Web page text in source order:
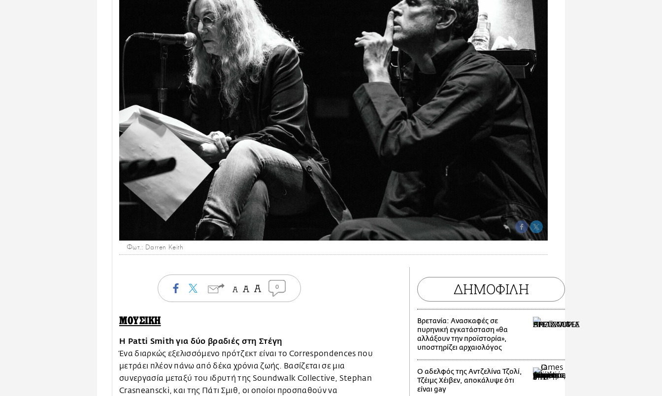
Φωτ.: Darren Keith
0
ΜΟΥΣΙΚΗ
Η Patti Smith για δύο βραδιές στη Στέγη
Ένα διαρκώς εξελισσόμενο πρότζεκτ είναι το Correspondences που
μετράει πλέον πάνω από δέκα χρόνια ζωής. Βασίζεται σε μια
συνεργασία μεταξύ του ιδρυτή της Soundwalk Collective, Stephan
Crasneanscki, και της Πάτι Σμιθ, οι οποίοι προσπαθούν να
ΔΗΜΟΦΙΛΗ
Βρετανία: Ανασκαφές σε
πυρηνική εγκατάσταση «θα
αλλάξουν την προϊστορία»,
υποστηρίζει αρχαιολόγος
Ο αδελφός της Αντζελίνα Τζολί,
Τζέιμς Χέιβεν, αποκάλυψε ότι
είναι gay